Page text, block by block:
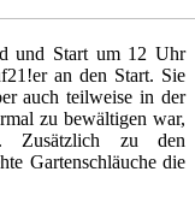
und Start um 12 Uhr
an den Start. Sie
auch teilweise in der
zu bewältigen war,
Zusätzlich zu den
Gartenschläuche die